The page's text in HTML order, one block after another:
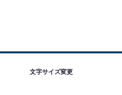
文字サイズ変更